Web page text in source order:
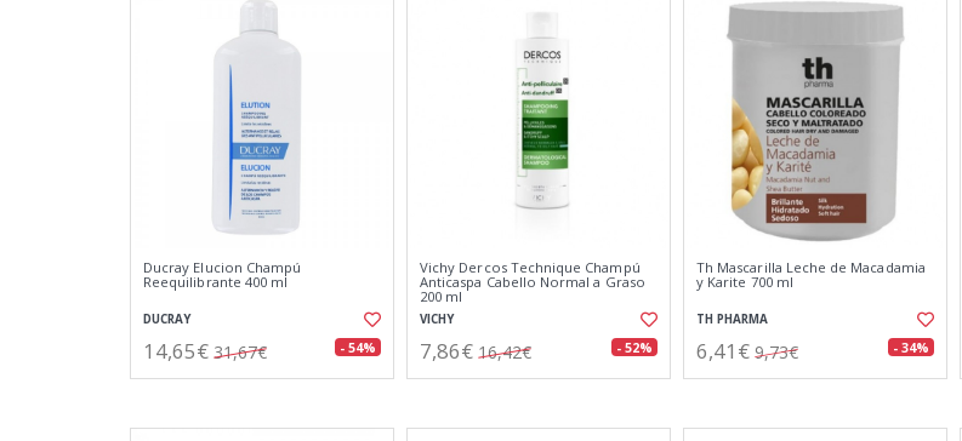
Ducray Elucion Champú
Reequilibrante 400 ml
DUCRAY
14,65€ 31,67€ - 54%
Vichy Dercos Technique Champú
Anticaspa Cabello Normal a Graso
200 ml
VICHY
7,86€ 16,42€ - 52%
Th Mascarilla Leche de Macadamia
y Karite 700 ml
TH PHARMA
6,41€ 9,73€ - 34%